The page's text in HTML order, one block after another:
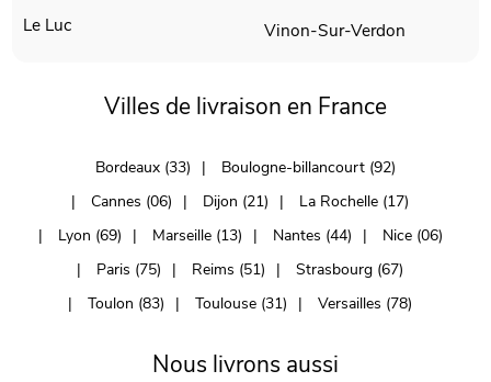
Le Luc
Vinon-Sur-Verdon
Villes de livraison en France
Bordeaux (33)
Boulogne-billancourt (92)
Cannes (06)
Dijon (21)
La Rochelle (17)
Lyon (69)
Marseille (13) Nantes (44)
Nice (06)
Paris (75)
Reims (51)
Strasbourg (67)
Toulon (83)
Toulouse (31) Versailles (78)
Nous livrons aussi